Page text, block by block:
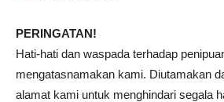
PERINGATAN!
Hati-hati dan waspada terhadap
mengatasnamakan kami. Diutamakan
alamat kami untuk menghindari segala